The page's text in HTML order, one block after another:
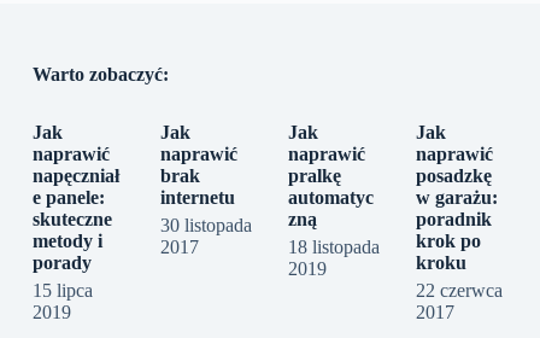
Warto zobaczyć:
Jak
naprawić
napęczniał
e panele:
skuteczne
metody i
porady
15 lipca
2019
Jak
naprawić
brak
internetu
30 listopada
2017
Jak
naprawić
pralkę
automatyc
zną
18 listopada
2019
Jak
naprawić
posadzkę
w garażu:
poradnik
krok po
kroku
22 czerwca
2017